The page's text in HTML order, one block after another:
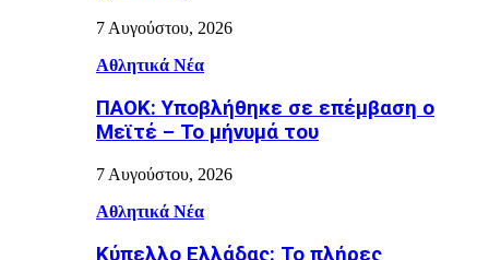
7 Αυγούστου, 2026
Αθλητικά Νέα
ΠΑΟΚ: Υποβλήθηκε σε επέμβαση ο
Μεϊτέ – Το μήνυμά του
7 Αυγούστου, 2026
Αθλητικά Νέα
Κύπελλο Ελλάδας: Το πλήρες